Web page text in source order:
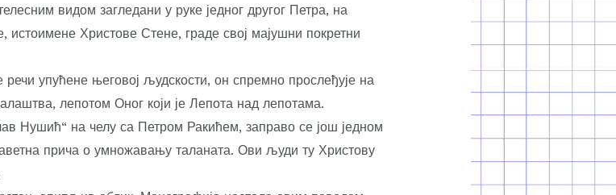
видом загледани у руке једног другог Петра, на
истоимене Христове Стене, граде свој мајушни покретни
упућене његовој људскости, он спремно прослеђује на
лепотом Оног који је Лепота над лепотама.
Нушић“ на челу са Петром Ракићем, заправо се још једном
прича о умножавању таланата. Ови људи ту Христову